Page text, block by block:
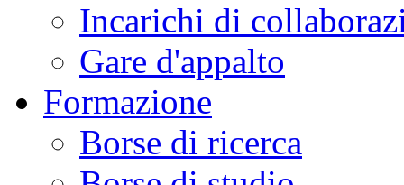
Incarichi di
Gare d'appalto
Formazione
Borse di ricerca